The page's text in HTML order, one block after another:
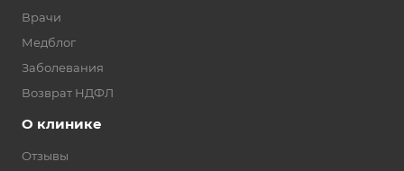
Врачи
Медблог
Заболевания
Возврат НДФЛ
О клинике
Отзывы